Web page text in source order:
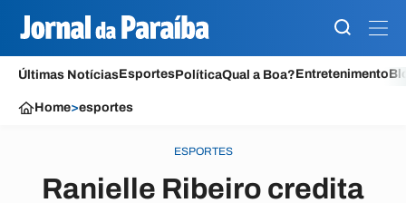
Últimas NotíciasEsportesPolíticaQual a Boa?Entretenimento
Home>esportes
ESPORTES
Ranielle Ribeiro credita